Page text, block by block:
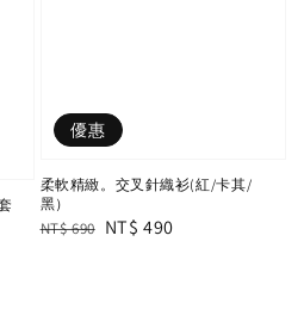
優惠
柔軟精緻。交叉針織衫(紅/卡其/
黑）
Regular
NT$ 690 Sale
NT$ 490